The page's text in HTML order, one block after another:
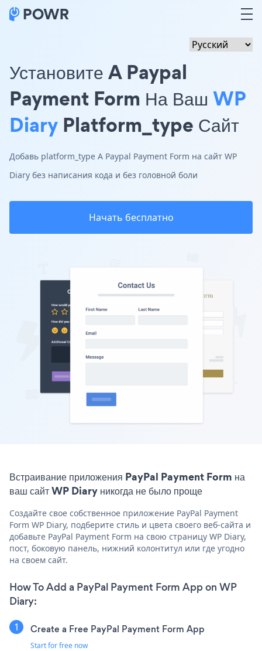
Установите A Paypal
Payment Form На Ваш WP
Diary Platform_type Сайт
Добавь platform_type A Paypal Payment Form на сайт WP
Diary без написания кода и без головной боли
Начать бесплатно
Встраивание приложения PayPal Payment Form на
ваш сайт WP Diary никогда не было проще
Создайте свое собственное приложение PayPal Payment
Form WP Diary, подберите стиль и цвета своего веб-сайта и
добавьте PayPal Payment Form на свою страницу WP Diary,
пост, боковую панель, нижний колонтитул или где угодно
на своем сайт.
How To Add a PayPal Payment Form App on WP
Diary:
Create a Free PayPal Payment Form App
Start for free now